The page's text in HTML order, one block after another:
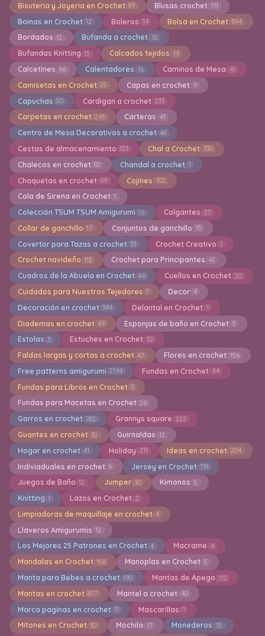
Bisuteria y Joyeria en Crochet 89 Blusas crochet 111
Boinas en Crochet 12 Boleros 14 Bolsa en Crochet 844
Bordados 12 Bufanda a crochet 32
Bufandas Knitting 15 Calcados tejidos 19
Calcetines 46 Calentadores 16 Caminos de Mesa 41
Camisetas en Crochet 25 Capas en crochet 9
Capuchas 50 Cardigan a crochet 233
Carpetas en crochet 293 Carteras 41
Centro de Mesa Decorativos a crochet 48
Cestas de almacenamiento 123 Chal a Crochet 330
Chalecos en crochet 82 Chandal a crochet 1
Chaquetas en crochet 69 Cojines 102
Cola de Sirena en Crochet 1
Colección TSUM TSUM Amigurumi 16 Colgantes 27
Collar de ganchillo 17 Conjuntos de ganchillo 15
Covertor para Tazas a crochet 33 Crochet Creativo 1
Crochet navideño 113 Crochet para Principantes 41
Cuadros de la Abuela en Crochet 49 Cuellos en Crochet 20
Cuidados para Nuestros Tejedores 1 Decor 4
Decoración en crochet 344 Delantal en Crochet 1
Diademas en crochet 49 Esponjas de baño en Crochet 5
Estolas 3 Estuches en Crochet 32
Faldas largas y cortas a crochet 47 Flores en crochet 156
Free patterns amigurumi 2194 Fundas en Crochet 64
Fundas para Libros en Crochet 3
Fundas para Macetas en Crochet 26
Gorros en crochet 282 Grannys square 222
Guantes en crochet 32 Guirnaldas 12
Hogar en crochet 41 Holiday 211 Ideas en crochet 204
Indiviaduales en crochet 6 Jersey en Crochet 118
Juegos de Baño 12 Jumper 10 Kimonos 5
Knitting 1 Lazos en Crochet 2
Limpiadoras de maquillaje en crochet 4
Llaveros Amigurumis 12
Los Mejores 25 Patrones en Crochet 4 Macrame 4
Mandalas en Crochet 158 Manoplas en Crochet 5
Manta para Bebes a crochet 190 Mantas de Apego 112
Mantas en crochet 877 Mantel a crochet 40
Marca paginas en crochet 11 Mascarillas 1
Mitones en Crochet 30 Mochila 17 Monederos 35